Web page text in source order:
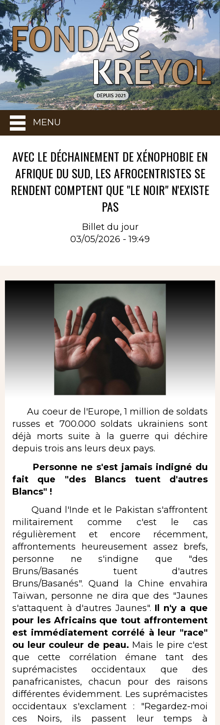
MENU
AVEC LE DÉCHAINEMENT DE XÉNOPHOBIE EN
AFRIQUE DU SUD, LES AFROCENTRISTES SE
RENDENT COMPTENT QUE "LE NOIR" N'EXISTE
PAS
Billet du jour
03/05/2026 - 19:49
Au coeur de l'Europe, 1 million de soldats
russes et 700.000 soldats ukrainiens sont
déjà morts suite à la guerre qui déchire
depuis trois ans leurs deux pays.
Personne ne s'est jamais indigné du
fait que "des Blancs tuent d'autres
Blancs" !
Quand l'Inde et le Pakistan s'affrontent
militairement comme c'est le cas
régulièrement et encore récemment,
affrontements heureusement assez brefs,
personne ne s'indigne que "des
Bruns/Basanés tuent d'autres
Bruns/Basanés". Quand la Chine envahira
Taïwan, personne ne dira que des "Jaunes
s'attaquent à d'autres Jaunes". Il n'y a que
pour les Africains que tout affrontement
est immédiatement corrélé à leur "race"
ou leur couleur de peau. Mais le pire c'est
que cette corrélation émane tant des
suprémacistes occidentaux que des
panafricanistes, chacun pour des raisons
différentes évidemment. Les suprémacistes
occidentaux s'exclament : "Regardez-moi
ces Noirs, ils passent leur temps à